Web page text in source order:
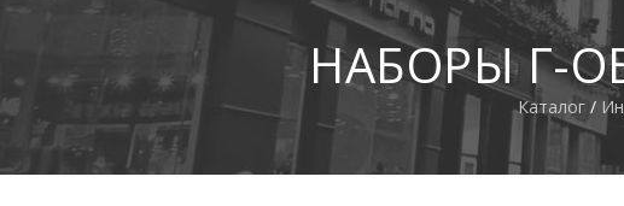
НАБОРЫ Г-
Каталог /